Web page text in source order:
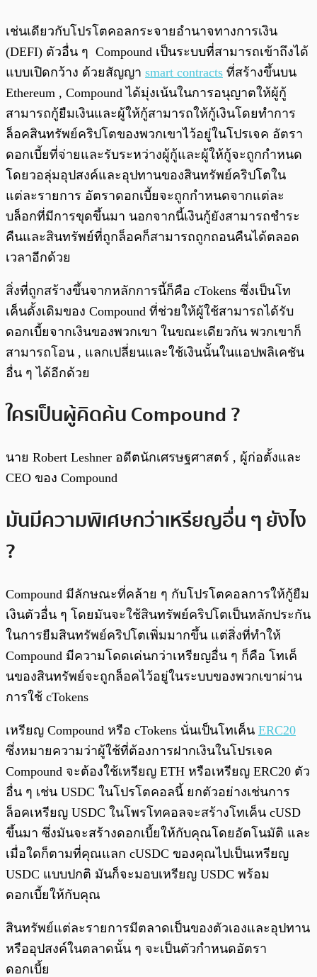
เช่นเดียวกับโปรโตคอลกระจายอำนาจทางการเงิน
(DEFI) ตัวอื่น ๆ Compound เป็นระบบที่สามารถเข้าถึงได้
แบบเปิดกว้าง ด้วยสัญญา smart contracts ที่สร้างขึ้นบน
Ethereum , Compound ได้มุ่งเน้นในการอนุญาตให้ผู้กู้
สามารถกู้ยืมเงินและผู้ให้กู้สามารถให้กู้เงินโดยทำการ
ล็อคสินทรัพย์คริปโตของพวกเขาไว้อยู่ในโปรเจค อัตรา
ดอกเบี้ยที่จ่ายและรับระหว่างผู้กู้และผู้ให้กู้จะถูกกำหนด
โดยวอลุ่มอุปสงค์และอุปทานของสินทรัพย์คริปโตใน
แต่ละรายการ อัตราดอกเบี้ยจะถูกกำหนดจากแต่ละ
บล็อกที่มีการขุดขึ้นมา นอกจากนี้เงินกู้ยังสามารถชำระ
คืนและสินทรัพย์ที่ถูกล็อคก็สามารถถูกถอนคืนได้ตลอด
เวลาอีกด้วย
สิ่งที่ถูกสร้างขึ้นจากหลักการนี้ก็คือ cTokens ซึ่งเป็นโท
เค็นดั้งเดิมของ Compound ที่ช่วยให้ผู้ใช้สามารถได้รับ
ดอกเบี้ยจากเงินของพวกเขา ในขณะเดียวกัน พวกเขาก็
สามารถโอน , แลกเปลี่ยนและใช้เงินนั้นในแอปพลิเคชัน
อื่น ๆ ได้อีกด้วย
ใครเป็นผู้คิดค้น Compound ?
นาย Robert Leshner อดีตนักเศรษฐศาสตร์ , ผู้ก่อตั้งและ
CEO ของ Compound
มันมีความพิเศษกว่าเหรียญอื่น ๆ ยังไง
?
Compound มีลักษณะที่คล้าย ๆ กับโปรโตคอลการให้กู้ยืม
เงินตัวอื่น ๆ โดยมันจะใช้สินทรัพย์คริปโตเป็นหลักประกัน
ในการยืมสินทรัพย์คริปโตเพิ่มมากขึ้น แต่สิ่งที่ทำให้
Compound มีความโดดเด่นกว่าเหรียญอื่น ๆ ก็คือ โทเค็
นของสินทรัพย์จะถูกล็อคไว้อยู่ในระบบของพวกเขาผ่าน
การใช้ cTokens
เหรียญ Compound หรือ cTokens นั่นเป็นโทเค็น ERC20
ซึ่งหมายความว่าผู้ใช้ที่ต้องการฝากเงินในโปรเจค
Compound จะต้องใช้เหรียญ ETH หรือเหรียญ ERC20 ตัว
อื่น ๆ เช่น USDC ในโปรโตคอลนี้ ยกตัวอย่างเช่นการ
ล็อคเหรียญ USDC ในโพรโทคอลจะสร้างโทเค็น cUSD
ขึ้นมา ซึ่งมันจะสร้างดอกเบี้ยให้กับคุณโดยอัตโนมัติ และ
เมื่อใดก็ตามที่คุณแลก cUSDC ของคุณไปเป็นเหรียญ
USDC แบบปกติ มันก็จะมอบเหรียญ USDC พร้อม
ดอกเบี้ยให้กับคุณ
สินทรัพย์แต่ละรายการมีตลาดเป็นของตัวเองและอุปทาน
หรืออุปสงค์ในตลาดนั้น ๆ จะเป็นตัวกำหนดอัตรา
ดอกเบี้ย